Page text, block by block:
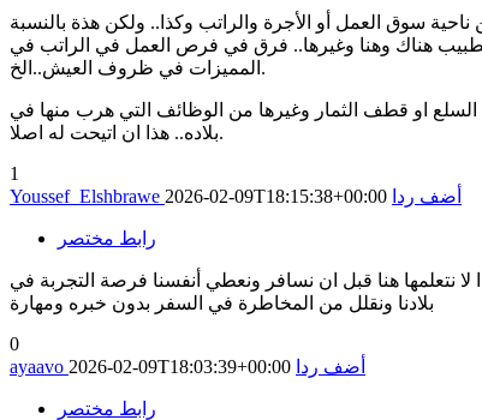
ناحية سوق العمل أو الأجرة والراتب وكذا.. ولكن هذة بالنسبة
هناك وهنا وغيرها.. فرق في فرص العمل في الراتب في
المميزات في ظروف العيش..الخ.
السلع او قطف الثمار وغيرها من الوظائف التي هرب منها في
بلاده.. هذا ان اتيحت له اصلا.
1
Youssef_Elshbrawe 2026-02-09T18:15:38+00:00 أضف ردا
رابط مختصر
لا نتعلمها هنا قبل ان نسافر ونعطي أنفسنا فرصة التجربة في
بلادنا ونقلل من المخاطرة في السفر بدون خبره ومهارة
0
ayaavo 2026-02-09T18:03:39+00:00 أضف ردا
رابط مختصر